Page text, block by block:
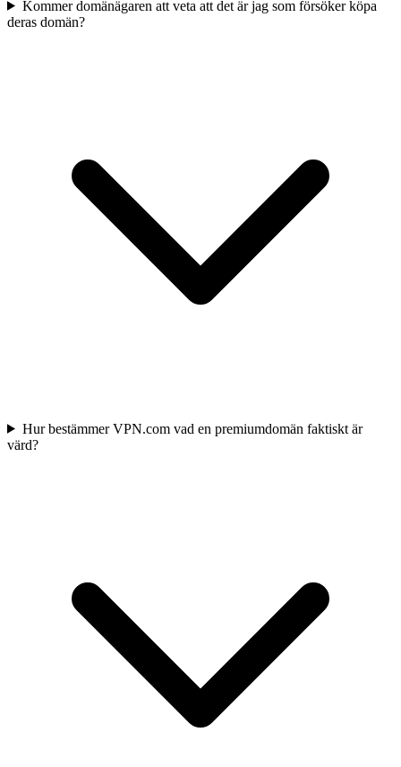
Kommer domänägaren att veta att det är jag som försöker köpa
deras domän?
Hur bestämmer VPN.com vad en premiumdomän faktiskt är
värd?